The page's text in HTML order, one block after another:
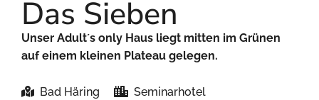
Das Sieben
Unser Adult´s only Haus liegt mitten im Grünen
auf einem kleinen Plateau gelegen.
Bad Häring
Seminarhotel